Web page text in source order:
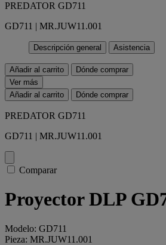
PREDATOR GD711
GD711 | MR.JUW11.001
Descripción general Asistencia
Añadir al carrito
Dónde comprar
Ver más
Añadir al carrito
Dónde comprar
PREDATOR GD711
GD711 | MR.JUW11.001
Comparar
Proyector DLP
Modelo: GD711
Pieza: MR.JUW11.001